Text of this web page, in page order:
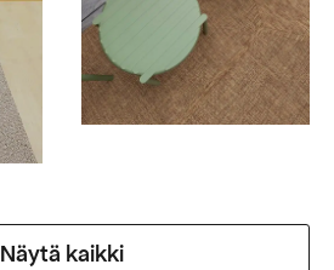
Näytä kaikki